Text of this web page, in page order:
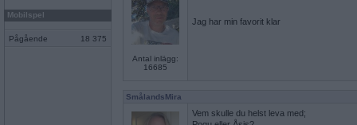
Mobilspel
Pågående 18 375
Antal inlägg:
16685
Jag har min favorit klar
SmålandsMira
Vem skulle du helst leva med;